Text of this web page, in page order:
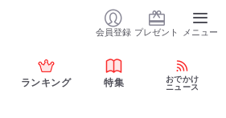
会員登録 プレゼント メニュー
ランキング 特集
おでかけ
ニュース